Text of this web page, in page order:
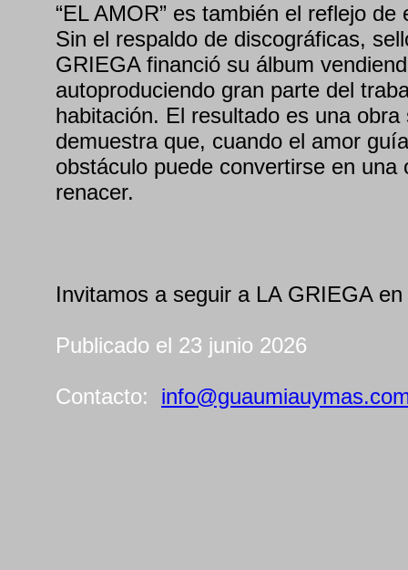
“EL AMOR” es también el reflejo
Sin el respaldo de discográficas,
GRIEGA financió su álbum
autoproduciendo gran parte del
habitación. El resultado es una
demuestra que, cuando el amor
obstáculo puede convertirse en una
renacer.
Invitamos a seguir a LA GRIEGA
Publicado el 23 junio 2026
Contacto: